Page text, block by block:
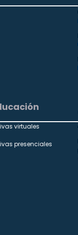
virtuales
presenciales